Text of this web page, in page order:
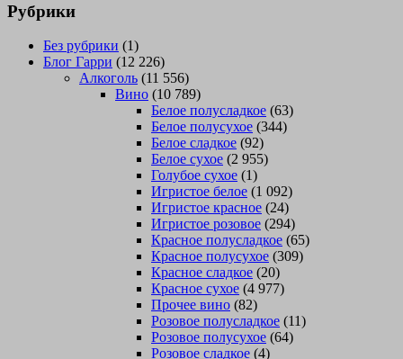
Рубрики
Без рубрики (1)
Блог Гарри (12 226)
Алкоголь (11 556)
Вино (10 789)
Белое полусладкое (63)
Белое полусухое (344)
Белое сладкое (92)
Белое сухое (2 955)
Голубое сухое (1)
Игристое белое (1 092)
Игристое красное (24)
Игристое розовое (294)
Красное полусладкое (65)
Красное полусухое (309)
Красное сладкое (20)
Красное сухое (4 977)
Прочее вино (82)
Розовое полусладкое (11)
Розовое полусухое (64)
Розовое сладкое (4)